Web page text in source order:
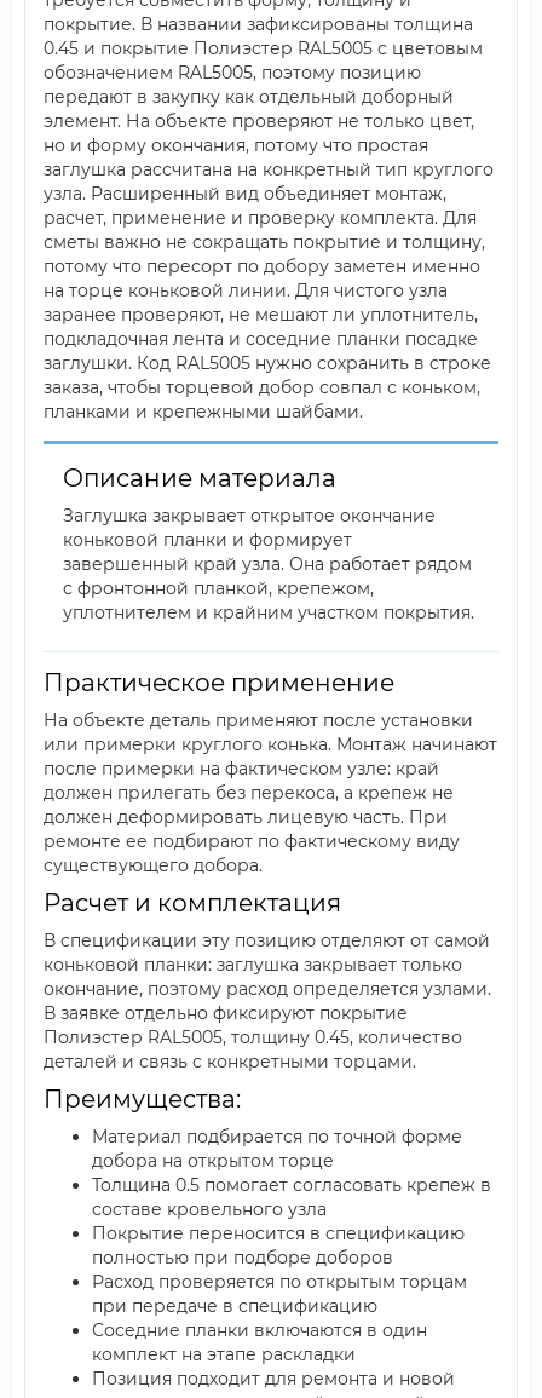
покрытие. В названии зафиксированы толщина
0.45 и покрытие Полиэстер RAL5005 с цветовым
обозначением RAL5005, поэтому позицию
передают в закупку как отдельный доборный
элемент. На объекте проверяют не только цвет,
но и форму окончания, потому что простая
заглушка рассчитана на конкретный тип круглого
узла. Расширенный вид объединяет монтаж,
расчет, применение и проверку комплекта. Для
сметы важно не сокращать покрытие и толщину,
потому что пересорт по добору заметен именно
на торце коньковой линии. Для чистого узла
заранее проверяют, не мешают ли уплотнитель,
подкладочная лента и соседние планки посадке
заглушки. Код RAL5005 нужно сохранить в строке
заказа, чтобы торцевой добор совпал с коньком,
планками и крепежными шайбами.
Описание материала
Заглушка закрывает открытое окончание
коньковой планки и формирует
завершенный край узла. Она работает рядом
с фронтонной планкой, крепежом,
уплотнителем и крайним участком покрытия.
Практическое применение
На объекте деталь применяют после установки
или примерки круглого конька. Монтаж начинают
после примерки на фактическом узле: край
должен прилегать без перекоса, а крепеж не
должен деформировать лицевую часть. При
ремонте ее подбирают по фактическому виду
существующего добора.
Расчет и комплектация
В спецификации эту позицию отделяют от самой
коньковой планки: заглушка закрывает только
окончание, поэтому расход определяется узлами.
В заявке отдельно фиксируют покрытие
Полиэстер RAL5005, толщину 0.45, количество
деталей и связь с конкретными торцами.
Преимущества:
Материал подбирается по точной форме
добора на открытом торце
Толщина 0.5 помогает согласовать крепеж в
составе кровельного узла
Покрытие переносится в спецификацию
полностью при подборе доборов
Расход проверяется по открытым торцам
при передаче в спецификацию
Соседние планки включаются в один
комплект на этапе раскладки
Позиция подходит для ремонта и новой